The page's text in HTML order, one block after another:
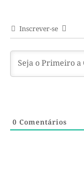
Inscrever-se
0 Comentários